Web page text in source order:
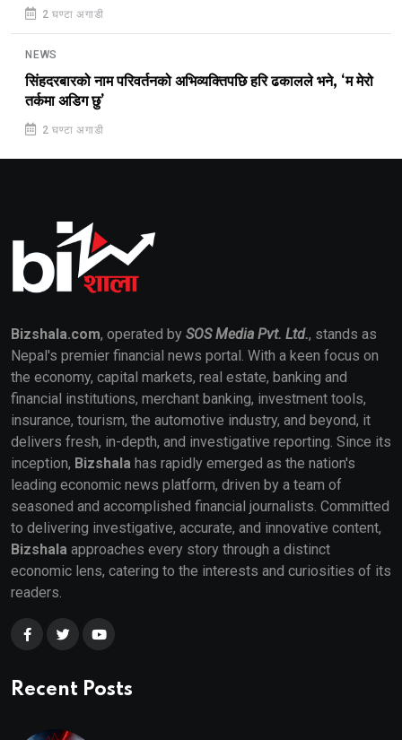
2 घण्टा अगाडी
NEWS
सिंहदरबारको नाम परिवर्तनको अभिव्यक्तिपछि हरि ढकालले भने, ‘म मेरो
तर्कमा अडिग छु’
2 घण्टा अगाडी
Bizshala.com, operated by SOS Media Pvt. Ltd., stands as
Nepal's premier financial news portal. With a keen focus on
the economy, capital markets, real estate, banking and
financial institutions, merchant banking, investment tools,
insurance, tourism, the automotive industry, and beyond, it
delivers fresh, in-depth, and investigative reporting. Since its
inception, Bizshala has rapidly emerged as the nation's
leading economic news platform, driven by a team of
seasoned and accomplished financial journalists. Committed
to delivering investigative, accurate, and innovative content,
Bizshala approaches every story through a distinct
economic lens, catering to the interests and curiosities of its
readers.
Recent Posts